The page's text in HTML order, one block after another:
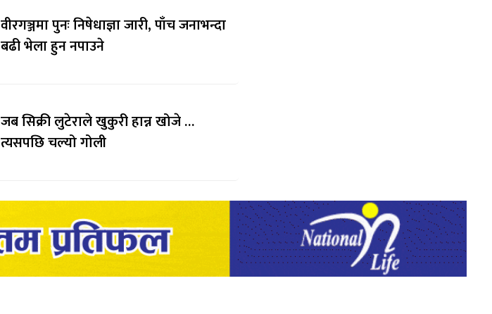
वीरगञ्जमा पुनः निषेधाज्ञा जारी, पाँच जनाभन्दा
बढी भेला हुन नपाउने
जब सिक्री लुटेराले खुकुरी हान्न खोजे …
त्यसपछि चल्यो गोली